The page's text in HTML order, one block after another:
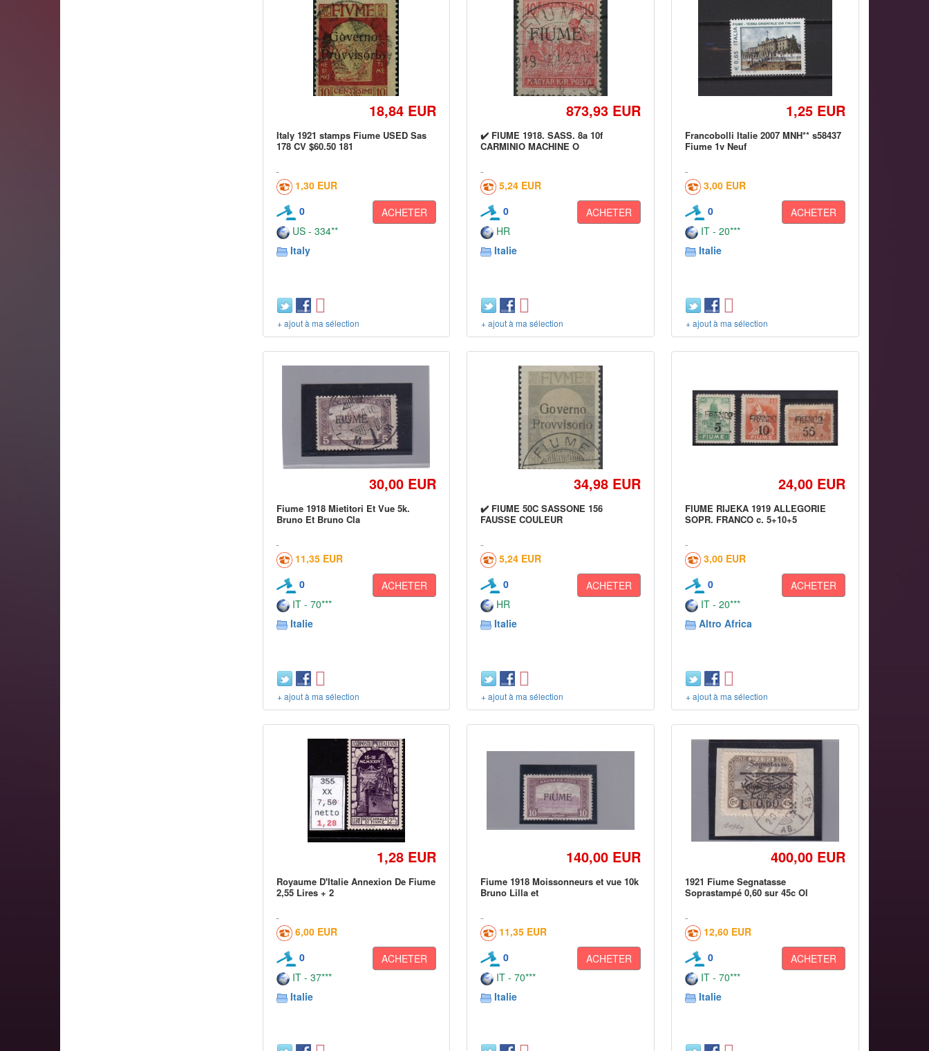
18,84 EUR
Italy 1921 stamps Fiume USED Sas
178 CV $60.50 181
1,30 EUR
0
ACHETER
US - 334**
Italy
+ ajout à ma sélection
873,93 EUR
✔️ FIUME 1918. SASS. 8a 10f
CARMINIO MACHINE O
5,24 EUR
0
ACHETER
HR
Italie
+ ajout à ma sélection
1,25 EUR
Francobolli Italie 2007 MNH** s58437
Fiume 1v Neuf
3,00 EUR
0
ACHETER
IT - 20***
Italie
+ ajout à ma sélection
30,00 EUR
Fiume 1918 Mietitori Et Vue 5k.
Bruno Et Bruno Cla
11,35 EUR
0
ACHETER
IT - 70***
Italie
+ ajout à ma sélection
34,98 EUR
✔️ FIUME 50C SASSONE 156
FAUSSE COULEUR
5,24 EUR
0
ACHETER
HR
Italie
+ ajout à ma sélection
24,00 EUR
FIUME RIJEKA 1919 ALLEGORIE
SOPR. FRANCO c. 5+10+5
3,00 EUR
0
ACHETER
IT - 20***
Altro Africa
+ ajout à ma sélection
1,28 EUR
Royaume D'Italie Annexion De Fiume
2,55 Lires + 2
6,00 EUR
0
ACHETER
IT - 37***
Italie
140,00 EUR
Fiume 1918 Moissonneurs et vue 10k
Bruno Lilla et
11,35 EUR
0
ACHETER
IT - 70***
Italie
400,00 EUR
1921 Fiume Segnatasse
Soprastampé 0,60 sur 45c Ol
12,60 EUR
0
ACHETER
IT - 70***
Italie